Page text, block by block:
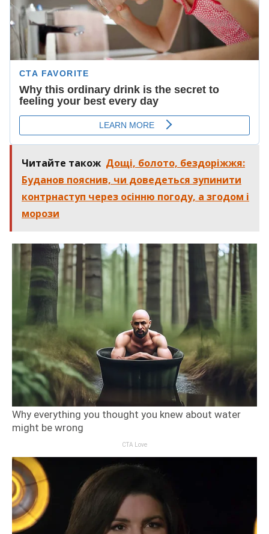
Читайте також Дощі, болото, бездоріжжя:
Буданов пояснив, чи доведеться зупинити
контрнаступ через осінню погоду, а згодом і
морози